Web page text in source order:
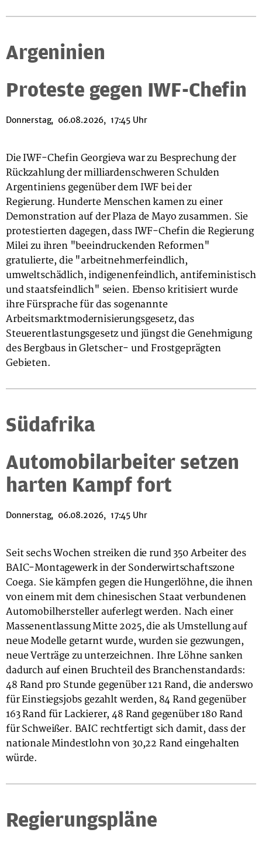
Argeninien
Proteste gegen IWF-Chefin
Donnerstag, 06.08.2026, 17:45 Uhr
Die IWF-Chefin Georgieva war zu Besprechung der
Rückzahlung der milliardenschweren Schulden
Argentiniens gegenüber dem IWF bei der
Regierung. Hunderte Menschen kamen zu einer
Demonstration auf der Plaza de Mayo zusammen. Sie
protestierten dagegen, dass IWF-Chefin die Regierung
Milei zu ihren "beeindruckenden Reformen"
gratulierte, die "arbeitnehmerfeindlich,
umweltschädlich, indigenenfeindlich, antifeministisch
und staatsfeindlich" seien. Ebenso kritisiert wurde
ihre Fürsprache für das sogenannte
Arbeitsmarktmodernisierungsgesetz, das
Steuerentlastungsgesetz und jüngst die Genehmigung
des Bergbaus in Gletscher- und Frostgeprägten
Gebieten.
Südafrika
Automobilarbeiter setzen
harten Kampf fort
Donnerstag, 06.08.2026, 17:45 Uhr
Seit sechs Wochen streiken die rund 350 Arbeiter des
BAIC-Montagewerk in der Sonderwirtschaftszone
Coega. Sie kämpfen gegen die Hungerlöhne, die ihnen
von einem mit dem chinesischen Staat verbundenen
Automobilhersteller auferlegt werden. Nach einer
Massenentlassung Mitte 2025, die als Umstellung auf
neue Modelle getarnt wurde, wurden sie gezwungen,
neue Verträge zu unterzeichnen. Ihre Löhne sanken
dadurch auf einen Bruchteil des Branchenstandards:
48 Rand pro Stunde gegenüber 121 Rand, die anderswo
für Einstiegsjobs gezahlt werden, 84 Rand gegenüber
163 Rand für Lackierer, 48 Rand gegenüber 180 Rand
für Schweißer. BAIC rechtfertigt sich damit, dass der
nationale Mindestlohn von 30,22 Rand eingehalten
würde.
Regierungspläne